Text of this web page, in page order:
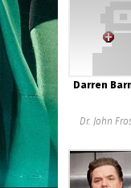
Darren
Dr. John